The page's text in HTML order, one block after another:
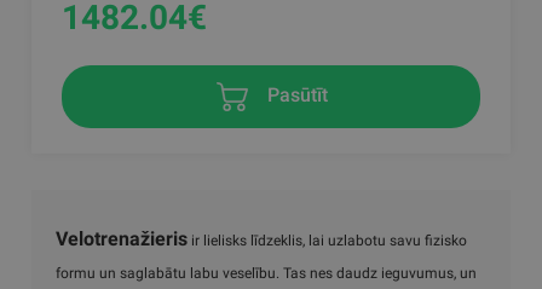
1482.04€
Pasūtīt
Velotrenažieris ir lielisks līdzeklis, lai uzlabotu savu fizisko
formu un saglabātu labu veselību. Tas nes daudz ieguvumus, un